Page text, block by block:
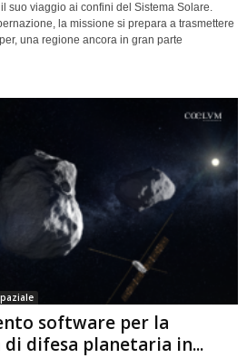
suo viaggio ai confini del Sistema Solare.
la missione si prepara a trasmettere
una regione ancora in gran parte
software per la
difesa planetaria in...